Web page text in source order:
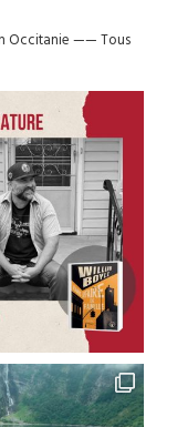
Occitanie——Tous